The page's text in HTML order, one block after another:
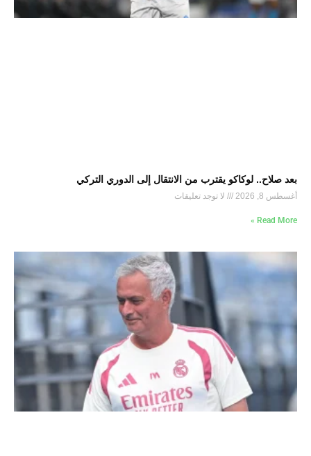
بعد صلاح.. لوكاكو يقترب من الانتقال إلى الدوري التركي
أغسطس 8, 2026 لا توجد تعليقات
Read More »